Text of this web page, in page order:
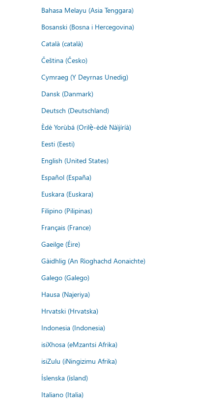
Bahasa Melayu (Asia Tenggara)
Bosanski (Bosna i Hercegovina)
Català (català)
Čeština (Česko)
Cymraeg (Y Deyrnas Unedig)
Dansk (Danmark)
Deutsch (Deutschland)
Èdè Yorùbá (Orilẹ̀-èdè Nàìjíríà)
Eesti (Eesti)
English (United States)
Español (España)
Euskara (Euskara)
Filipino (Pilipinas)
Français (France)
Gaeilge (Éire)
Gàidhlig (An Rìoghachd Aonaichte)
Galego (Galego)
Hausa (Najeriya)
Hrvatski (Hrvatska)
Indonesia (Indonesia)
isiXhosa (eMzantsi Afrika)
isiZulu (iNingizimu Afrika)
Íslenska (ísland)
Italiano (Italia)